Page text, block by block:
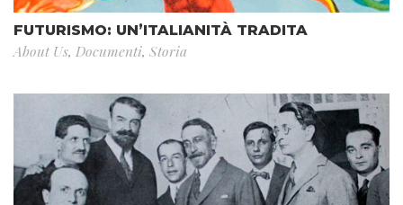
FUTURISMO: UN’ITALIANITÀ TRADITA
About Us, Documenti, Storia